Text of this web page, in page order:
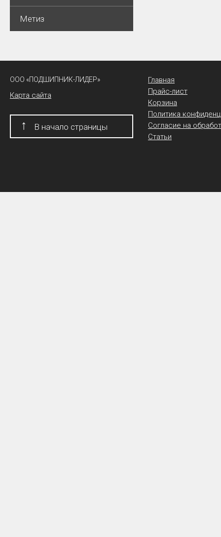
Метиз
ООО «ПОДШИПНИК-ЛИДЕР»
Карта сайта
↑ В начало страницы
Главная
Прайс-лист
Корзина
Политика
Согласие на
Статьи